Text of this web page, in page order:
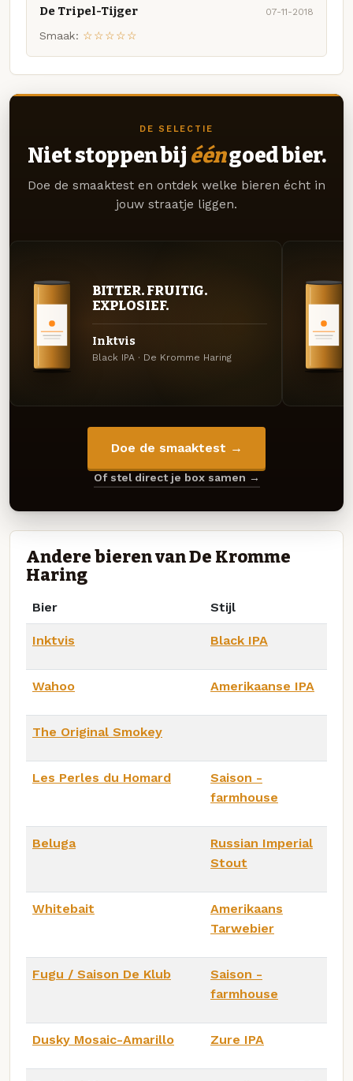
De Tripel-Tijger 07-11-2018
Smaak: ☆☆☆☆☆
DE SELECTIE
Niet stoppen bij ééngoed bier.
Doe de smaaktest en ontdek welke bieren écht in
jouw straatje liggen.
BITTER. FRUITIG.
EXPLOSIEF.
Inktvis
Black IPA · De Kromme Haring
Doe de smaaktest →
Of stel direct je box samen →
Andere bieren van De Kromme
Haring
Bier Stijl
Inktvis Black IPA
Wahoo Amerikaanse IPA
The Original Smokey
Les Perles du Homard
Saison -
farmhouse
Beluga
Russian Imperial
Stout
Whitebait
Amerikaans
Tarwebier
Fugu / Saison De Klub
Saison -
farmhouse
Dusky Mosaic-Amarillo Zure IPA